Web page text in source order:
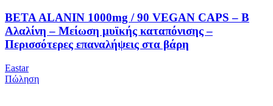
BETA ALANIN 1000mg / 90 VEGAN CAPS – Β
Αλαλίνη – Μείωση μυϊκής καταπόνισης –
Περισσότερες επαναλήψεις στα βάρη
Eastar
Πώληση